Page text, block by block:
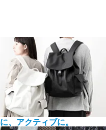
、アクティブに。